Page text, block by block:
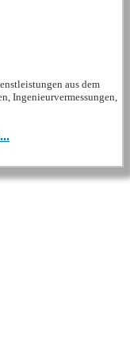
aus dem
Ingenieurvermessungen,